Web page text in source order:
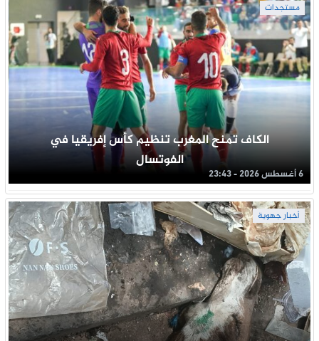
مستجدات
الكاف تمنح المغرب تنظيم كأس إفريقيا في
الفوتسال
6 أغسطس 2026 - 23:43
أخبار جهوية